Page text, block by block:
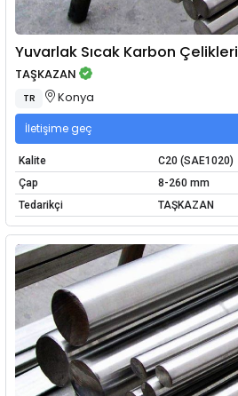
Yuvarlak Sıcak Karbon Çelikleri
TAŞKAZAN
TR Konya
İletişime geç
Kalite
C20 (SAE1020)
Çap
8-260 mm
Tedarikçi
TAŞKAZAN